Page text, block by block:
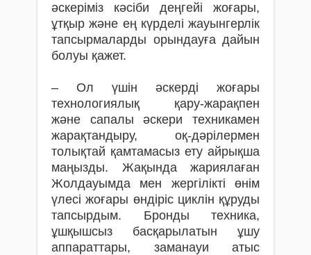
әскеріміз кәсіби деңгейі жоғары,
ұтқыр және ең күрделі жауынгерлік
тапсырмаларды орындауға дайын
болуы қажет.
– Ол үшін әскерді жоғары
технологиялық қару-жарақпен
және сапалы әскери техникамен
жарақтандыру, оқ-дәрілермен
толықтай қамтамасыз ету айрықша
маңызды. Жақында жариялаған
Жолдауымда мен жергілікті өнім
үлесі жоғары өндіріс циклін құруды
тапсырдым. Бронды техника,
ұшқышсыз басқарылатын ұшу
аппараттары, заманауи атыс